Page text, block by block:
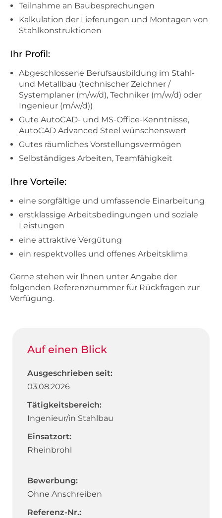
Teilnahme an Baubesprechungen
Kalkulation der Lieferungen und Montagen von
Stahlkonstruktionen
Ihr Profil:
Abgeschlossene Berufsausbildung im Stahl-
und Metallbau (technischer Zeichner /
Systemplaner (m/w/d), Techniker (m/w/d) oder
Ingenieur (m/w/d))
Gute AutoCAD- und MS-Office-Kenntnisse,
AutoCAD Advanced Steel wünschenswert
Gutes räumliches Vorstellungsvermögen
Selbständiges Arbeiten, Teamfähigkeit
Ihre Vorteile:
eine sorgfältige und umfassende Einarbeitung
erstklassige Arbeitsbedingungen und soziale
Leistungen
eine attraktive Vergütung
ein respektvolles und offenes Arbeitsklima
Gerne stehen wir Ihnen unter Angabe der
folgenden Referenznummer für Rückfragen zur
Verfügung.
Auf einen Blick
Ausgeschrieben seit:
03.08.2026
Tätigkeitsbereich:
Ingenieur/in Stahlbau
Einsatzort:
Rheinbrohl
Bewerbung:
Ohne Anschreiben
Referenz-Nr.: